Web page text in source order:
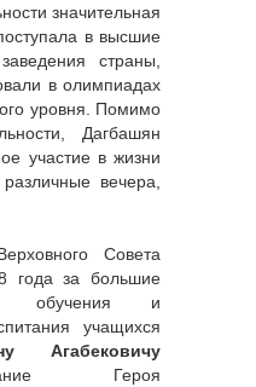
значительная
в высшие
страны,
в олимпиадах
уровня. Помимо
Дагбашян
участие в жизни
вечера,
Совета
за большие
обучения и
учащихся
Агабековичу
Героя